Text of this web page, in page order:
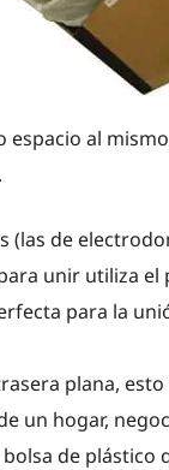
al
(las de
unir utiliza el
para la
plana,
un hogar,
de plástico